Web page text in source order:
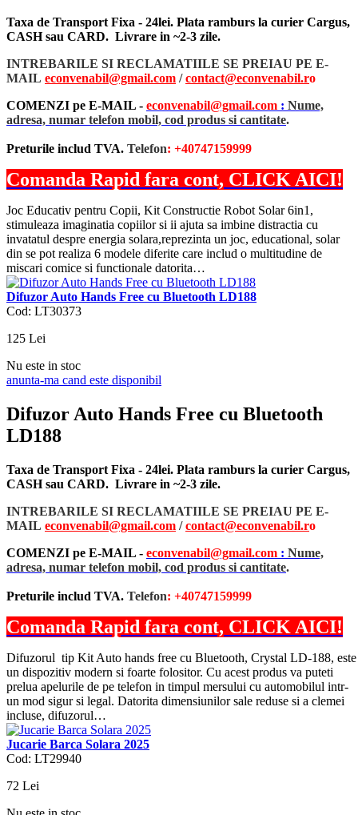
Taxa de Transport Fixa - 24lei. Plata ramburs la curier Cargus,
CASH sau CARD. Livrare in ~2-3 zile.
INTREBARILE SI RECLAMATIILE SE PREIAU PE E-
MAIL econvenabil@gmail.com /contact@econvenabil.ro
COMENZI pe E-MAIL - econvenabil@gmail.com : Nume,
adresa, numar telefon mobil, cod produs si cantitate.
Preturile includ TVA. Telefon: +40747159999
Comanda Rapid fara cont, CLICK AICI!
Joc Educativ pentru Copii, Kit Constructie Robot Solar 6in1,
stimuleaza imaginatia copiilor si ii ajuta sa imbine distractia cu
invatatul despre energia solara,reprezinta un joc, educational, solar
din se pot realiza 6 modele diferite care includ o multitudine de
miscari comice si functionale datorita…
Difuzor Auto Hands Free cu Bluetooth LD188
Cod: LT30373
125 Lei
Nu este in stoc
anunta-ma cand este disponibil
Difuzor Auto Hands Free cu Bluetooth
LD188
Taxa de Transport Fixa - 24lei. Plata ramburs la curier Cargus,
CASH sau CARD. Livrare in ~2-3 zile.
INTREBARILE SI RECLAMATIILE SE PREIAU PE E-
MAIL econvenabil@gmail.com /contact@econvenabil.ro
COMENZI pe E-MAIL - econvenabil@gmail.com : Nume,
adresa, numar telefon mobil, cod produs si cantitate.
Preturile includ TVA. Telefon: +40747159999
Comanda Rapid fara cont, CLICK AICI!
Difuzorul tip Kit Auto hands free cu Bluetooth, Crystal LD-188, este
un dispozitiv modern si foarte folositor. Cu acest produs va puteti
prelua apelurile de pe telefon in timpul mersului cu automobilul intr-
un mod sigur si legal. Datorita dimensiunilor sale reduse si a clemei
incluse, difuzorul…
Jucarie Barca Solara 2025
Cod: LT29940
72 Lei